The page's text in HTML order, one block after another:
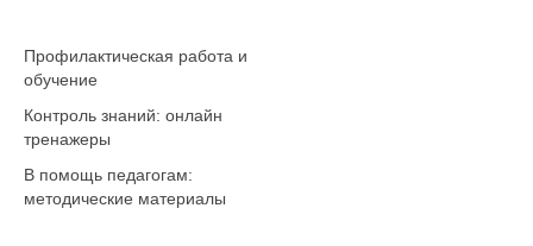
Профилактическая работа и
обучение
Контроль знаний: онлайн
тренажеры
В помощь педагогам:
методические материалы